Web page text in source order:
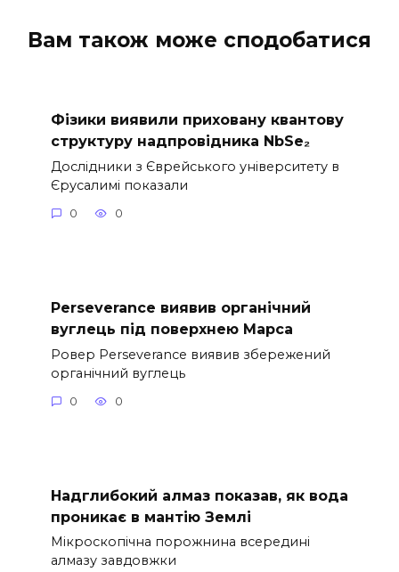
Вам також може сподобатися
Фізики виявили приховану квантову
структуру надпровідника NbSe₂
Дослідники з Єврейського університету в
Єрусалимі показали
0 0
Perseverance виявив органічний
вуглець під поверхнею Марса
Ровер Perseverance виявив збережений
органічний вуглець
0 0
Надглибокий алмаз показав, як вода
проникає в мантію Землі
Мікроскопічна порожнина всередині
алмазу завдовжки